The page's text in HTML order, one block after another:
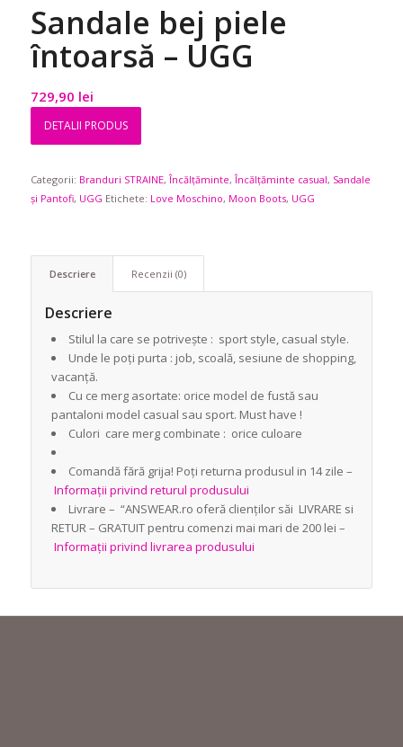
Sandale bej piele
întoarsă – UGG
729,90 lei
DETALII PRODUS
Categorii: Branduri STRAINE,Încălțăminte,Încălțăminte casual, Sandale
și Pantofi, UGG Etichete: Love Moschino, Moon Boots, UGG
Descriere Recenzii (0)
Descriere
Stilul la care se potrivește : sport style, casual style.
Unde le poți purta : job, scoală, sesiune de shopping,
vacanță.
Cu ce merg asortate: orice model de fustă sau
pantaloni model casual sau sport. Must have !
Culori care merg combinate : orice culoare
Comandă fără grija! Poți returna produsul in 14 zile –
Informații privind returul produsului
Livrare – “ANSWEAR.ro oferă clienților săi LIVRARE si
RETUR – GRATUIT pentru comenzi mai mari de 200 lei –
Informații privind livrarea produsului